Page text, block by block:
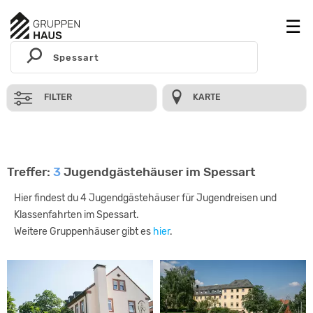
FILTER KARTE
Treffer: 3 Jugendgästehäuser im Spessart
Hier findest du 4 Jugendgästehäuser für Jugendreisen und
Klassenfahrten im Spessart.
Weitere Gruppenhäuser gibt es hier.